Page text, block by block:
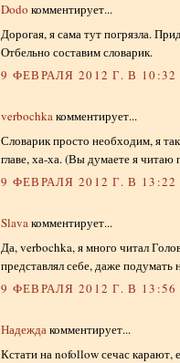
Dodo комментирует...
Дорогая, я сама тут погрязла.
Отбельно составим словарик.
9 ФЕВРАЛЯ 2012 Г. В 10:32
verbochkaкомментирует...
Словарик просто необходим, я
главе, ха-ха. (Вы думаете я
9 ФЕВРАЛЯ 2012 Г. В 13:22
Slavaкомментирует...
Да, verbochka, я много читал
представлял себе, даже
9 ФЕВРАЛЯ 2012 Г. В 13:56
Надеждакомментирует...
Кстати на nofollow сечас карают,